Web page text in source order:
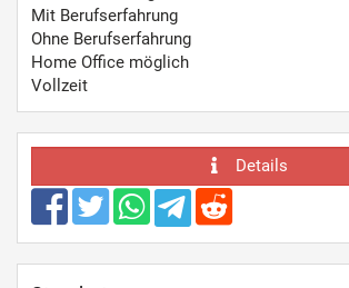
Mit Berufserfahrung
Ohne Berufserfahrung
Home Office möglich
Vollzeit
Details